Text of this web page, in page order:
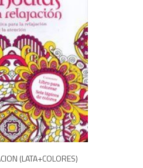
(LATA+COLORES)